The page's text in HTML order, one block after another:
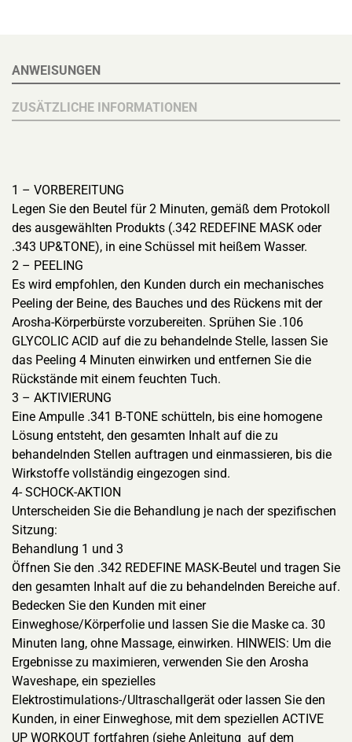
ANWEISUNGEN
ZUSÄTZLICHE INFORMATIONEN
1 – VORBEREITUNG
Legen Sie den Beutel für 2 Minuten, gemäß dem Protokoll
des ausgewählten Produkts (.342 REDEFINE MASK oder
.343 UP&TONE), in eine Schüssel mit heißem Wasser.
2 – PEELING
Es wird empfohlen, den Kunden durch ein mechanisches
Peeling der Beine, des Bauches und des Rückens mit der
Arosha-Körperbürste vorzubereiten. Sprühen Sie .106
GLYCOLIC ACID auf die zu behandelnde Stelle, lassen Sie
das Peeling 4 Minuten einwirken und entfernen Sie die
Rückstände mit einem feuchten Tuch.
3 – AKTIVIERUNG
Eine Ampulle .341 B-TONE schütteln, bis eine homogene
Lösung entsteht, den gesamten Inhalt auf die zu
behandelnden Stellen auftragen und einmassieren, bis die
Wirkstoffe vollständig eingezogen sind.
4- SCHOCK-AKTION
Unterscheiden Sie die Behandlung je nach der spezifischen
Sitzung:
Behandlung 1 und 3
Öffnen Sie den .342 REDEFINE MASK-Beutel und tragen Sie
den gesamten Inhalt auf die zu behandelnden Bereiche auf.
Bedecken Sie den Kunden mit einer
Einweghose/Körperfolie und lassen Sie die Maske ca. 30
Minuten lang, ohne Massage, einwirken. HINWEIS: Um die
Ergebnisse zu maximieren, verwenden Sie den Arosha
Waveshape, ein spezielles
Elektrostimulations-/Ultraschallgerät oder lassen Sie den
Kunden, in einer Einweghose, mit dem speziellen ACTIVE
UP WORKOUT fortfahren (siehe Anleitung auf dem